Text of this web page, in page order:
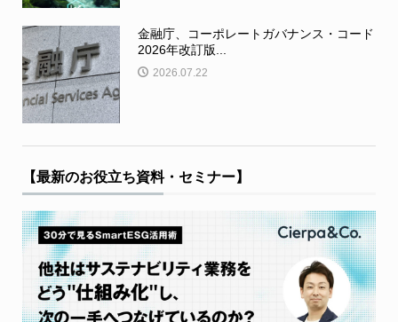
金融庁、コーポレートガバナンス・コード
2026年改訂版...
2026.07.22
【最新のお役立ち資料・セミナー】